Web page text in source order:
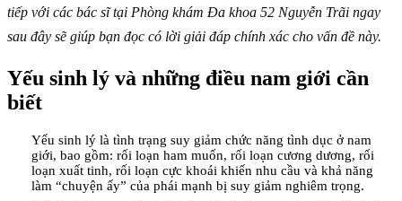
tiếp với các bác sĩ tại Phòng khám Đa khoa 52 Nguyễn Trãi ngay
sau đây sẽ giúp bạn đọc có lời giải đáp chính xác cho vấn đề này.
Yếu sinh lý và những điều nam giới cần
biết
Yếu sinh lý là tình trạng suy giảm chức năng tình dục ở nam
giới, bao gồm: rối loạn ham muốn, rối loạn cương dương, rối
loạn xuất tinh, rối loạn cực khoái khiến nhu cầu và khả năng
làm “chuyện ấy” của phái mạnh bị suy giảm nghiêm trọng.